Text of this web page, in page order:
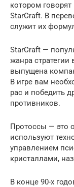
котором
StarCraft. В
служит их
StarCraft —
жанра
выпущена
В игре вам
рас и победить
противников.
Протоссы — это
используют
управлением
кристаллами,
В конце 90-х